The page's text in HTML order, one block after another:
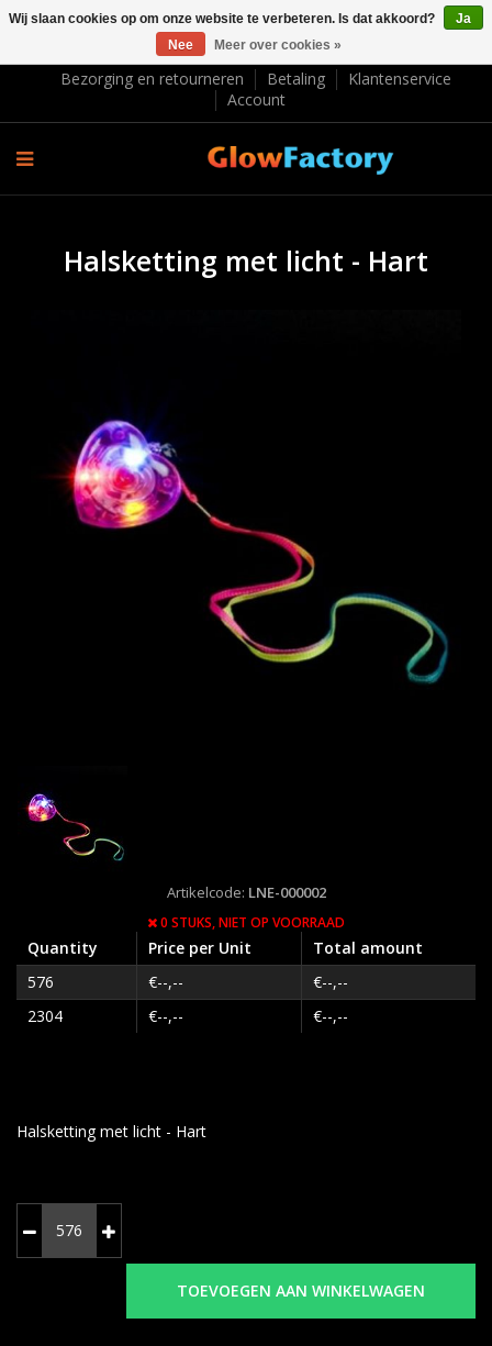
EUR €
Bezorging en retourneren
Betaling
Klantenservice
Account
Halsketting met licht - Hart
Artikelcode: LNE-000002
0 STUKS,NIET OP VOORRAAD
Quantity Price per Unit
Total amount
576
€--,--
€--,--
2304
€--,-- €--,--
Halsketting met licht - Hart
TOEVOEGEN AAN WINKELWAGEN
Wij slaan cookies op om onze website te verbeteren. Is dat akkoord?
Ja
Nee
Meer over cookies »